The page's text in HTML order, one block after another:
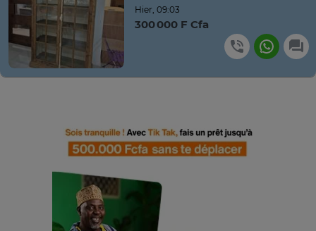
Hier, 09:03
300 000 F Cfa